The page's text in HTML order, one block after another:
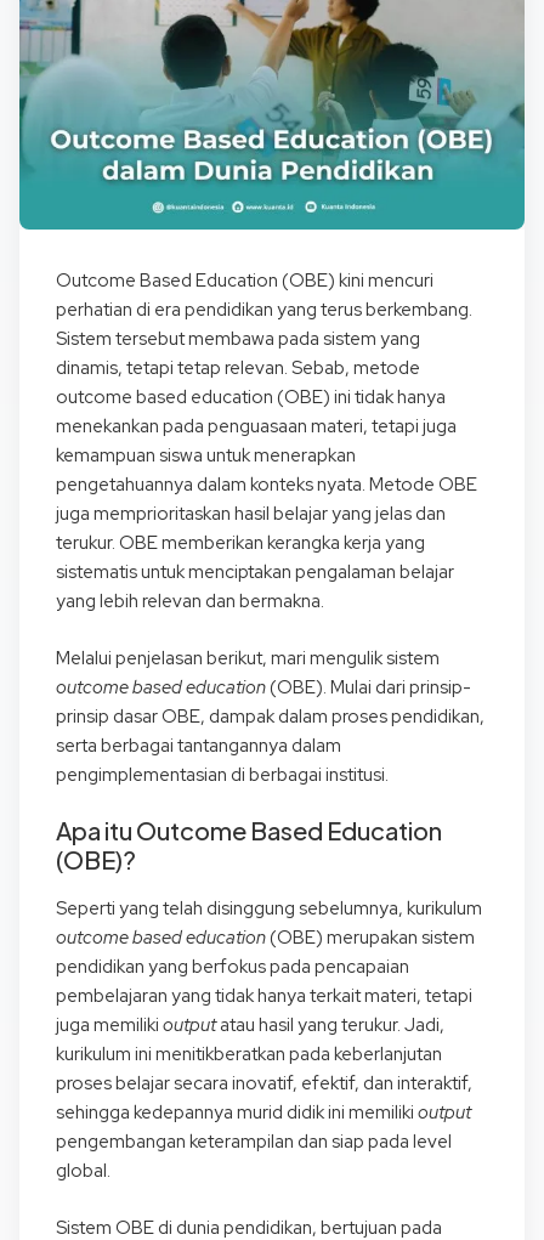
Outcome Based Education (OBE) kini mencuri
perhatian di era pendidikan yang terus berkembang.
Sistem tersebut membawa pada sistem yang
dinamis, tetapi tetap relevan. Sebab, metode
outcome based education (OBE) ini tidak hanya
menekankan pada penguasaan materi, tetapi juga
kemampuan siswa untuk menerapkan
pengetahuannya dalam konteks nyata. Metode OBE
juga memprioritaskan hasil belajar yang jelas dan
terukur. OBE memberikan kerangka kerja yang
sistematis untuk menciptakan pengalaman belajar
yang lebih relevan dan bermakna.
Melalui penjelasan berikut, mari mengulik sistem
outcome based education (OBE). Mulai dari prinsip-
prinsip dasar OBE, dampak dalam proses pendidikan,
serta berbagai tantangannya dalam
pengimplementasian di berbagai institusi.
Apa itu Outcome Based Education
(OBE)?
Seperti yang telah disinggung sebelumnya, kurikulum
outcome based education (OBE) merupakan sistem
pendidikan yang berfokus pada pencapaian
pembelajaran yang tidak hanya terkait materi, tetapi
juga memiliki outputatau hasil yang terukur. Jadi,
kurikulum ini menitikberatkan pada keberlanjutan
proses belajar secara inovatif, efektif, dan interaktif,
sehingga kedepannya murid didik ini memiliki output
pengembangan keterampilan dan siap pada level
global.
Sistem OBE di dunia pendidikan, bertujuan pada